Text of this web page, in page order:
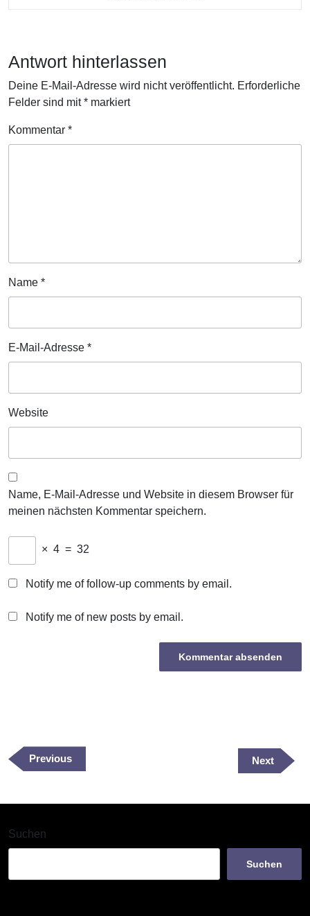
Antwort hinterlassen
Deine E-Mail-Adresse wird nicht veröffentlicht. Erforderliche
Felder sind mit* markiert
Kommentar *
Name *
E-Mail-Adresse *
Website
Name, E-Mail-Adresse und Website in diesem Browser für
meinen nächsten Kommentar speichern.
× 4 = 32
Notify me of follow-up comments by email.
Notify me of new posts by email.
Previous
Post
Previous
Next
Post
Next
Suchen
Suchen